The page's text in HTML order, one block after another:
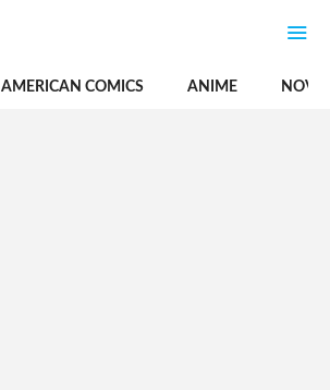
AMERICAN COMICS ANIME